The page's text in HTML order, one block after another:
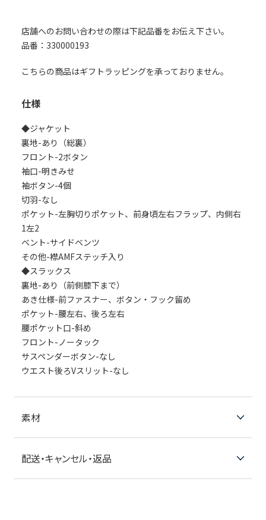
店舗へのお問い合わせの際は下記品番をお伝え下さい。
品番：330000193
こちらの商品はギフトラッピングを承っておりません。
仕様
◆ジャケット
裏地-あり（総裏）
フロント-2ボタン
袖口-明きみせ
袖ボタン-4個
切羽-なし
ポケット-左胸切りポケット、前身頃左右フラップ、内側右
1左2
ベント-サイドベンツ
その他-襟AMFステッチ入り
◆スラックス
裏地-あり（前側膝下まで）
あき仕様-前ファスナー、ボタン・フック留め
ポケット-腰左右、後ろ左右
腰ポケット口-斜め
フロント-ノータック
サスペンダーボタン-なし
ウエスト後ろVスリット-なし
素材
配送・キャンセル・返品